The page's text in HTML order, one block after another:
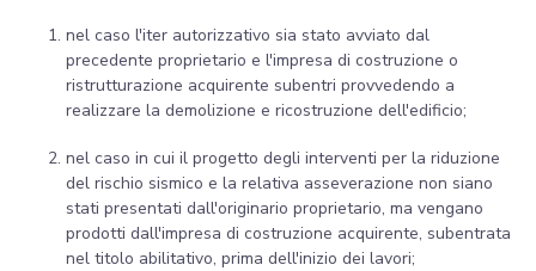
nel caso l'iter autorizzativo sia stato avviato dal
precedente proprietario e l'impresa di costruzione o
ristrutturazione acquirente subentri provvedendo a
realizzare la demolizione e ricostruzione dell'edificio;
nel caso in cui il progetto degli interventi per la riduzione
del rischio sismico e la relativa asseverazione non siano
stati presentati dall'originario proprietario, ma vengano
prodotti dall'impresa di costruzione acquirente, subentrata
nel titolo abilitativo, prima dell'inizio dei lavori;